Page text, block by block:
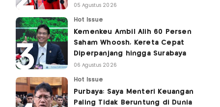
05 Agustus 2026
Hot Issue
Kemenkeu Ambil Alih 60 Persen
Saham Whoosh, Kereta Cepat
Diperpanjang hingga Surabaya
06 Agustus 2026
Hot Issue
Purbaya: Saya Menteri Keuangan
Paling Tidak Beruntung di Dunia